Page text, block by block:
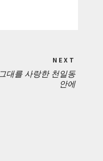
NEXT
NEXT
그대를 사랑한 천일동
안에